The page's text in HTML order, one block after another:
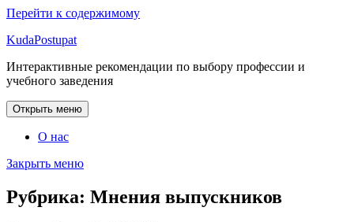
Перейти к содержимому
KudaPostupat
Интерактивные рекомендации по выбору профессии и
учебного заведения
Открыть меню
О нас
Закрыть меню
Рубрика: Мнения выпускников